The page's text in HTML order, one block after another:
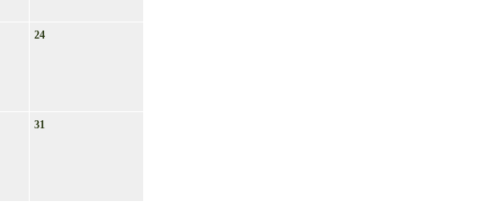
24
31